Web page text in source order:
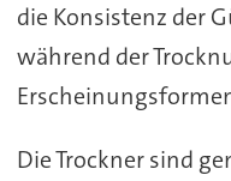
die Konsistenz der
während der
Die Trockner sind